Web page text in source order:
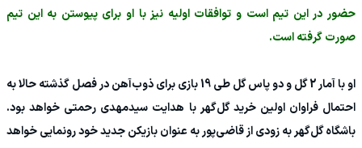
حضور در این تیم است و توافقات اولیه نیز با او برای پیوستن به این تیم
صورت گرفته است.
او با آمار 2 گل و دو پاس گل طی 19 بازی برای ذوب‌آهن در فصل گذشته حالا به
احتمال فراوان اولین خرید گل‌گهر با هدایت سیدمهدی رحمتی خواهد بود.
باشگاه گل‌گهر به زودی از قاضی‌پور به عنوان بازیکن جدید خود رونمایی خواهد